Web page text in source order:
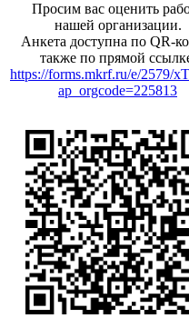
Просим вас оценить
нашей организации.
Анкета доступна по QR-
также по прямой
https://forms.mkrf.ru/e/2579/
ap_orgcode=225813